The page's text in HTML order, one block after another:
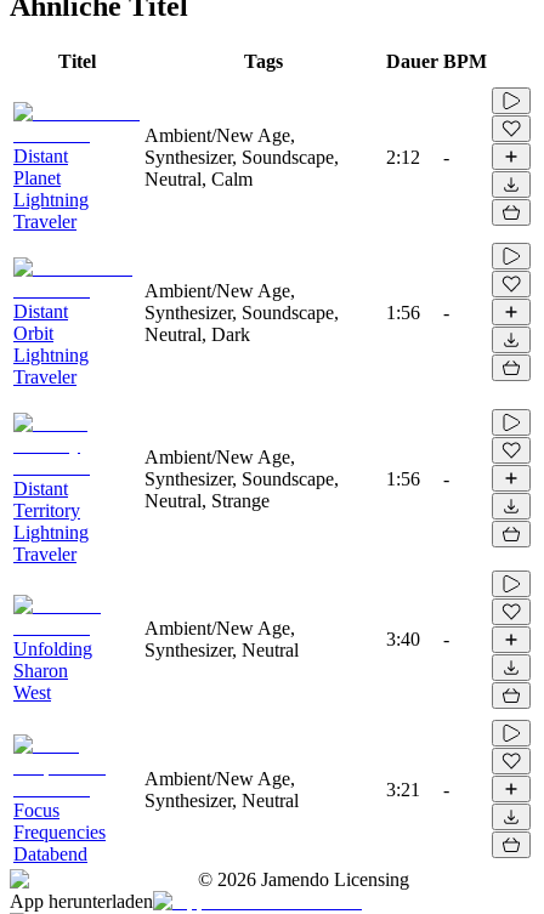
Titel Tags Dauer BPM
Distant
Planet
Lightning
Traveler
Ambient/New Age,
Synthesizer, Soundscape,
Neutral, Calm
2:12 -
Distant
Orbit
Lightning
Traveler
Ambient/New Age,
Synthesizer, Soundscape,
Neutral, Dark
1:56 -
Distant
Territory
Lightning
Traveler
Ambient/New Age,
Synthesizer, Soundscape,
Neutral, Strange
1:56 -
Unfolding
Sharon
West
Ambient/New Age,
Synthesizer, Neutral
3:40 -
Focus
Frequencies
Databend
Ambient/New Age,
Synthesizer, Neutral
3:21 -
© 2026 Jamendo Licensing
App herunterladen